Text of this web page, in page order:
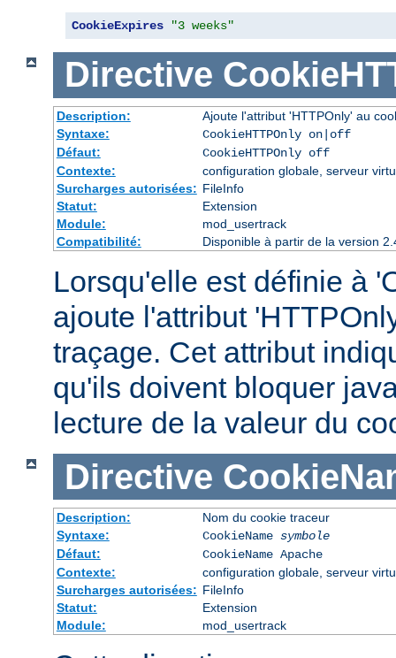
CookieExpires "3 weeks"
Directive
Description:
Ajoute l'attribut 'HTTPOnly' au
Syntaxe:
CookieHTTPOnly on|off
Défaut:
CookieHTTPOnly off
Contexte:
configuration globale, serveur
Surcharges autorisées: FileInfo
Statut:
Extension
Module:
mod_usertrack
Compatibilité:
Disponible à partir de la version
Lorsqu'elle est définie à
ajoute l'attribut
traçage. Cet attribut
qu'ils doivent bloquer
lecture de la valeur du
Directive
Description:
Nom du cookie traceur
Syntaxe:
CookieName symbole
Défaut:
CookieName Apache
Contexte:
configuration globale, serveur
Surcharges autorisées: FileInfo
Statut:
Extension
Module:
mod_usertrack